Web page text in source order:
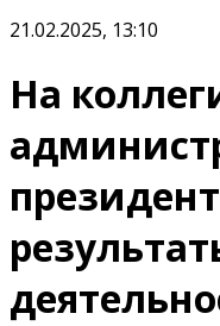
21.02.2025, 13:10
На